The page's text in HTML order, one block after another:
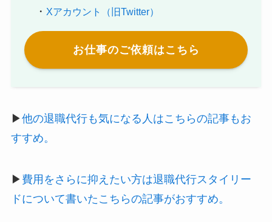
・Xアカウント（旧Twitter）
お仕事のご依頼はこちら
▶︎他の退職代行も気になる人はこちらの記事もお
すすめ。
▶︎ 費用をさらに抑えたい方は退職代行スタイリー
ドについて書いたこちらの記事がおすすめ。